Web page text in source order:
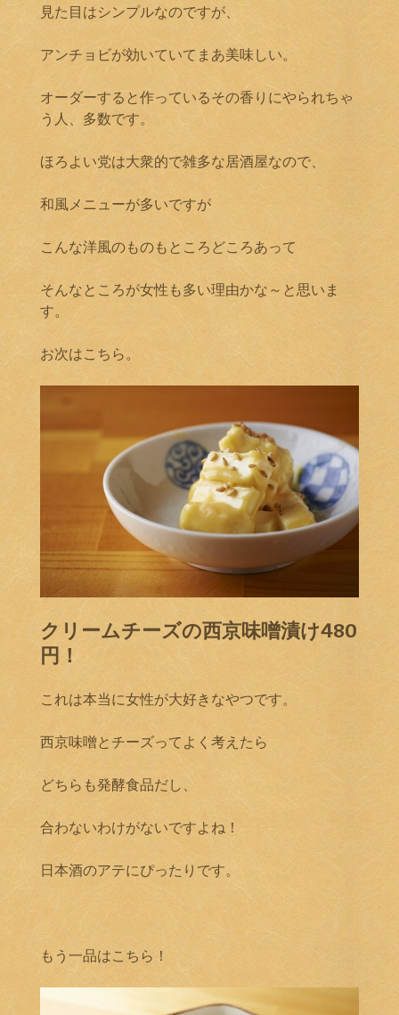
見た目はシンプルなのですが、
アンチョビが効いていてまあ美味しい。
オーダーすると作っているその香りにやられちゃ
う人、多数です。
ほろよい党は大衆的で雑多な居酒屋なので、
和風メニューが多いですが
こんな洋風のものもところどころあって
そんなところが女性も多い理由かな～と思いま
す。
お次はこちら。
クリームチーズの西京味噌漬け480
円！
これは本当に女性が大好きなやつです。
西京味噌とチーズってよく考えたら
どちらも発酵食品だし、
合わないわけがないですよね！
日本酒のアテにぴったりです。
もう一品はこちら！